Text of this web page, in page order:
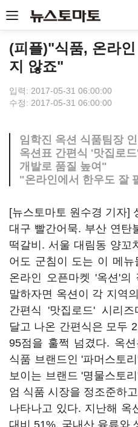
(피플)"식품, 온라
지 않죠"
입력: 2017-05-31 06:00:00
수정: 2017-05-31 06:00:00
임학진 옥션 식품팀장
옥션표 간편식 '맛집로
개발로 품질 높여"
"온라인에서 한우도 잘
[뉴스토마토 원수경 기자]
대구 빨간어묵. 부산 연탄
떡갈비. 서울 대림동 양꼬
어도 군침이 도는 이 메뉴
온라인 오픈마켓 '옥션'의
말하자면 옥션이 각 지역
간편식 '맛집로드' 시리
달고 나온 간편식은 모두
95점을 훌쩍 넘겼다. 옥
식품 브랜드인 '파머스토
보이는 브랜드 '명물스토
엄 식품 시장을 정조준하
나타나고 있다. 지난해 옥
대비 51%, 국내산 육류와